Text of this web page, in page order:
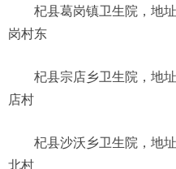
杞县葛岗镇卫生院，地
岗村东
杞县宗店乡卫生院，地
店村
杞县沙沃乡卫生院，地
北村